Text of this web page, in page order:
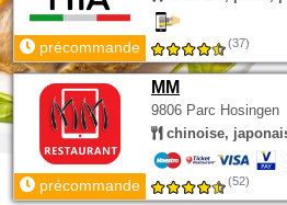
précommande (37)
MM
9806 Parc Hosingen
chinoise,
précommande (52)